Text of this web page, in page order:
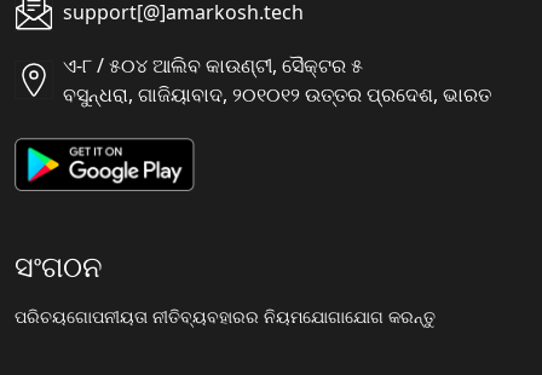
support[@]amarkosh.tech
ଏ-୮ / ୫୦୪ ଆଲିବ କାଉଣ୍ଟୀ, ସୈକ୍ଟର ୫
ବସୁନ୍ଧରା, ଗାଜିୟାବାଦ, ୨୦୧୦୧୨ ଉତ୍ତର ପ୍ରଦେଶ, ଭାରତ
ସଂଗଠନ
ପରିଚୟଗୋପନୀୟତା ନୀତିବ୍ୟବହାରର ନିୟମଯୋଗାଯୋଗ କରନ୍ତୁ